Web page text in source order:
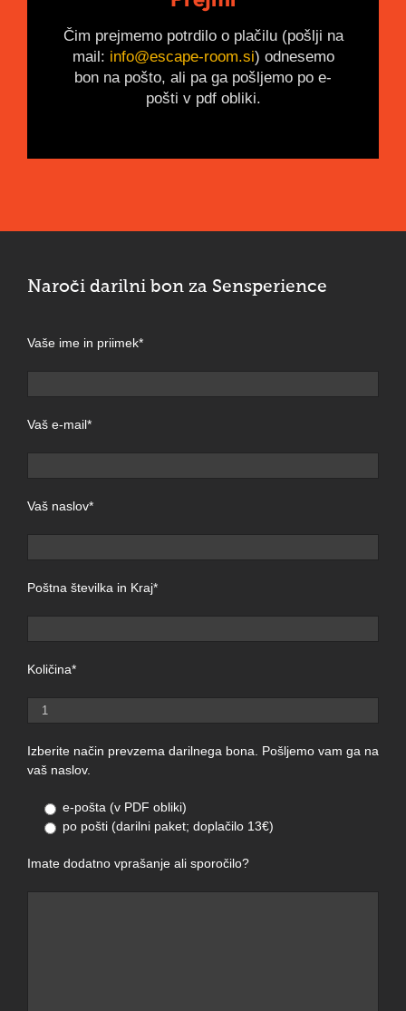
Čim prejmemo potrdilo o plačilu (pošlji na
mail: info@escape-room.si) odnesemo
bon na pošto, ali pa ga pošljemo po e-
pošti v pdf obliki.
Naroči darilni bon za Sensperience
Vaše ime in priimek*
Vaš e-mail*
Vaš naslov*
Poštna številka in Kraj*
Količina*
Izberite način prevzema darilnega bona. Pošljemo vam ga na
vaš naslov.
e-pošta (v PDF obliki)
po pošti (darilni paket; doplačilo 13€)
Imate dodatno vprašanje ali sporočilo?